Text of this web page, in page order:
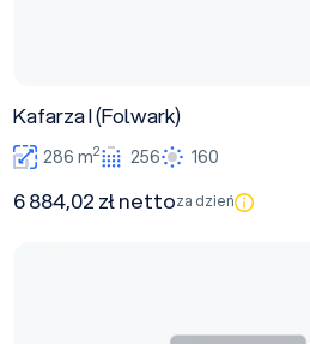
Kafarza I (Folwark)
286 m2 256 160
6 884,02 zł nettoza dzień